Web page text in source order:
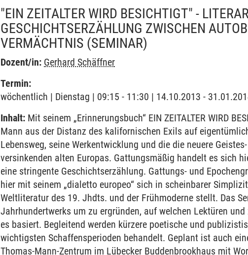
"EIN ZEITALTER WIRD BESICHTIGT" -
GESCHICHTSERZÄHLUNG ZWISCHEN
VERMÄCHTNIS (SEMINAR)
Dozent/in: Gerhard Schäffner
Termin:
wöchentlich | Dienstag | 09:15 - 11:30 | 14.10.2013 -
Inhalt: Mit seinem „Erinnerungsbuch“ EIN ZEITALTER WIRD
Mann aus der Distanz des kalifornischen Exils auf
Lebensweg, seine Werkentwicklung und die die neuere
versinkenden alten Europas. Gattungsmäßig handelt es sich
eine stringente Geschichtserzählung. Gattungs- und
hier mit seinem „dialetto europeo“ sich in scheinbarer
Weltliteratur des 19. Jhdts. und der Frühmoderne stellt. Das
Jahrhundertwerks um zu ergründen, auf welchen Lektüren
es basiert. Begleitend werden kürzere poetische und
wichtigsten Schaffensperioden behandelt. Geplant ist auch
Thomas-Mann-Zentrum im Lübecker Buddenbrookhaus mit